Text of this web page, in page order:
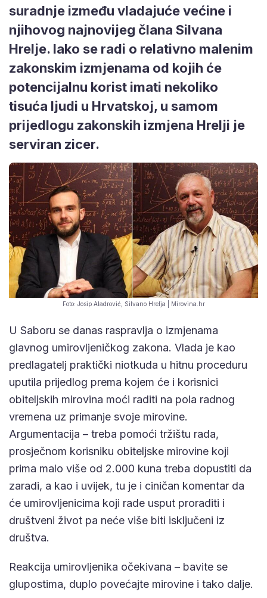
suradnje između vladajuće većine i
njihovog najnovijeg člana Silvana
Hrelje. Iako se radi o relativno malenim
zakonskim izmjenama od kojih će
potencijalnu korist imati nekoliko
tisuća ljudi u Hrvatskoj, u samom
prijedlogu zakonskih izmjena Hrelji je
serviran zicer.
Foto: Josip Aladrović, Silvano Hrelja | Mirovina.hr
U Saboru se danas raspravlja o izmjenama
glavnog umirovljeničkog zakona. Vlada je kao
predlagatelj praktički niotkuda u hitnu proceduru
uputila prijedlog prema kojem će i korisnici
obiteljskih mirovina moći raditi na pola radnog
vremena uz primanje svoje mirovine.
Argumentacija – treba pomoći tržištu rada,
prosječnom korisniku obiteljske mirovine koji
prima malo više od 2.000 kuna treba dopustiti da
zaradi, a kao i uvijek, tu je i ciničan komentar da
će umirovljenicima koji rade usput proraditi i
društveni život pa neće više biti isključeni iz
društva.
Reakcija umirovljenika očekivana – bavite se
glupostima, duplo povećajte mirovine i tako dalje.